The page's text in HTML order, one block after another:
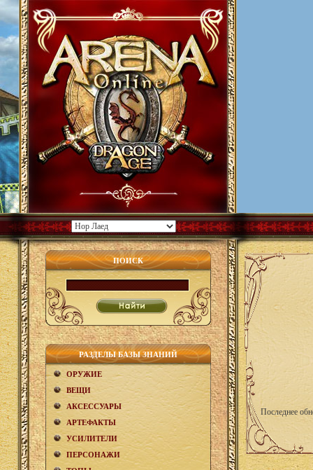
ПОИСК
РАЗДЕЛЫ БАЗЫ ЗНАНИЙ
ОРУЖИЕ
ВЕЩИ
АКCЕСCУАРЫ
АРТЕФАКТЫ
УСИЛИТЕЛИ
ПЕРСОНАЖИ
Последнее